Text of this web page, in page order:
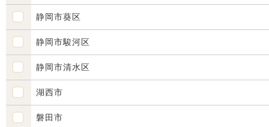
静岡市葵区
静岡市駿河区
静岡市清水区
湖西市
磐田市